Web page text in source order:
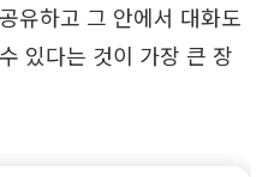
유하고 그 안에서 대화도
있다는 것이 가장 큰 장